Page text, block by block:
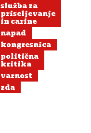
služba za
priseljevanje
in carine
napad
kongresnica
politična
kritika
varnost
zda